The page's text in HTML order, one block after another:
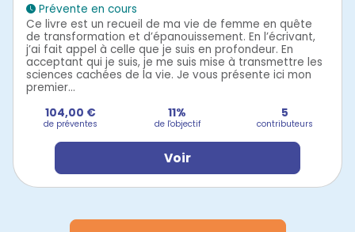
Prévente en cours
Ce livre est un recueil de ma vie de femme en quête
de transformation et d’épanouissement. En l’écrivant,
j’ai fait appel à celle que je suis en profondeur. En
acceptant qui je suis, je me suis mise à transmettre les
sciences cachées de la vie. Je vous présente ici mon
premier...
104,00 €
de préventes
11%
de l'objectif
5
contributeurs
Voir